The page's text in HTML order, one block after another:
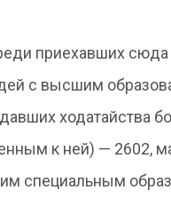
приехавших
с высшим
ходатайства
к ней) — 2602,
специальным